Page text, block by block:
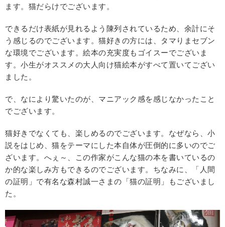
ます。猫だらけでございます。
できるだけ表紙が見れるよう陳列されているため、余計にそ
う感じるのでございます。猫好きの方には、タマりまセブン
な環境でございます。絵本の充実度もゴイスーでございま
す。小生がオススメの大人向け猫絵本がすべて置いてござい
ました。
で、なにより驚いたのが、マニアック感を感じなかったこと
でございます。
猫好きでなくても、楽しめるのでございます。なぜなら、小
説をはじめ、猫をテーマにした本自体が圧倒的に多いのでご
ざいます。へぇ～、この作家がこんな猫の本を書いているの
か的な楽しみ方もできるのでございます。ちなみに、「人間
の証明」で有名な森村誠一さまの「猫の証明」もございまし
た。